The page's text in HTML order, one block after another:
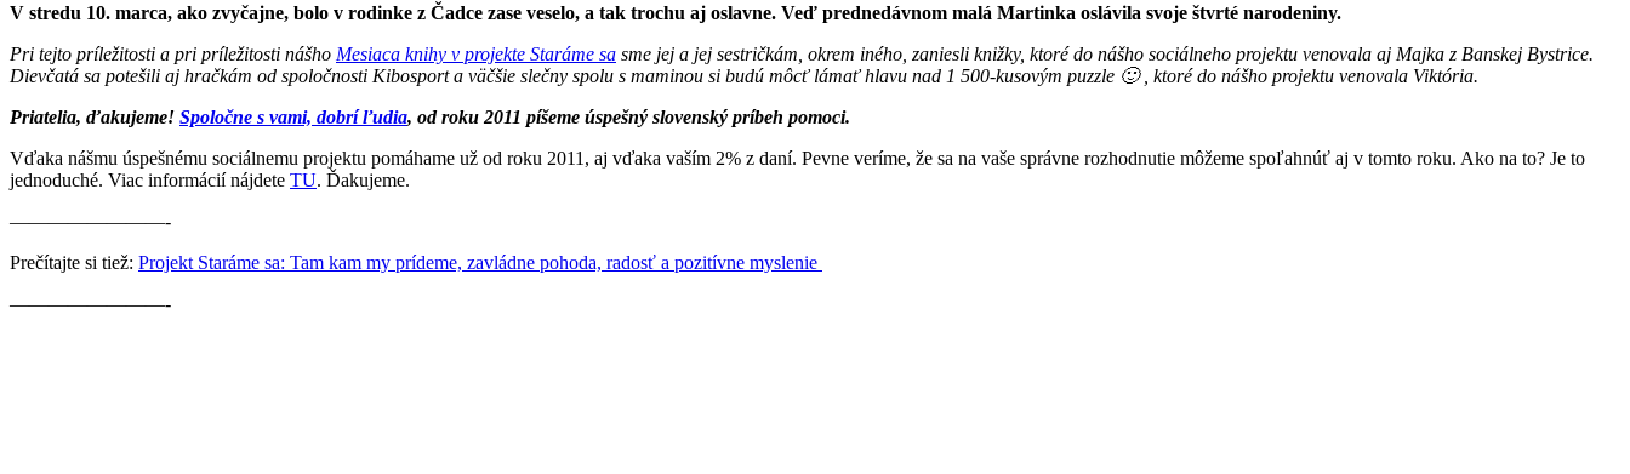
V stredu 10. marca, ako zvyčajne, bolo v rodinke z Čadce zase veselo, a tak trochu aj oslavne. Veď prednedávnom malá Martinka oslávila svoje štvrté narodeniny.
Pri tejto príležitosti a pri príležitosti nášho Mesiaca knihy v projekte Staráme sa sme jej a jej sestričkám, okrem iného, zaniesli knižky, ktoré do nášho sociálneho projektu venovala aj Majka z Banskej Bystrice.
Dievčatá sa potešili aj hračkám od spoločnosti Kibosport a väčšie slečny spolu s maminou si budú môcť lámať hlavu nad 1 500-kusovým puzzle 🙂 , ktoré do nášho projektu venovala Viktória.
Priatelia, ďakujeme! Spoločne s vami, dobrí ľudia, od roku 2011 píšeme úspešný slovenský príbeh pomoci.
Vďaka nášmu úspešnému sociálnemu projektu pomáhame už od roku 2011, aj vďaka vaším 2% z daní. Pevne veríme, že sa na vaše správne rozhodnutie môžeme spoľahnúť aj v tomto roku. Ako na to? Je to
jednoduché. Viac informácií nájdete TU. Ďakujeme.
————————-
Prečítajte si tiež: Projekt Staráme sa: Tam kam my prídeme, zavládne pohoda, radosť a pozitívne myslenie
————————-